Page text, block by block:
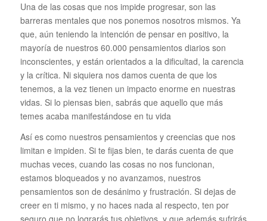
Una de las cosas que nos impide progresar, son las
barreras mentales que nos ponemos nosotros mismos. Ya
que, aún teniendo la intención de pensar en positivo, la
mayoría de nuestros 60.000 pensamientos diarios son
inconscientes, y están orientados a la dificultad, la carencia
y la crítica. Ni siquiera nos damos cuenta de que los
tenemos, a la vez tienen un impacto enorme en nuestras
vidas. Si lo piensas bien, sabrás que aquello que más
temes acaba manifestándose en tu vida
Así es como nuestros pensamientos y creencias que nos
limitan e impiden. Si te fijas bien, te darás cuenta de que
muchas veces, cuando las cosas no nos funcionan,
estamos bloqueados y no avanzamos, nuestros
pensamientos son de desánimo y frustración. Si dejas de
creer en ti mismo, y no haces nada al respecto, ten por
seguro que no lograrás tus objetivos, y que además sufrirás